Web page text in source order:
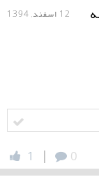
12 اسفند, 1394
0
|
1